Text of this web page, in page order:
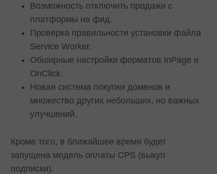
Возможность отключить продажи с
платформы на фид.
Проверка правильности установки файла
Service Worker.
Обширные настройки форматов InPage и
OnClick.
Новая система покупки доменов и
множество других небольших, но важных
улучшений.
Кроме того, в ближайшее время будет
запущена модель оплаты CPS (выкуп
подписки).